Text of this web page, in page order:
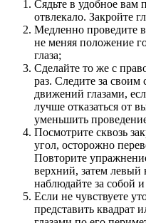
Сядьте в удобное вам
отвлекало. Закройте
Медленно проведите
не меняя положение
глаза;
Сделайте то же с
раз. Следите за своим
движений глазами,
лучше отказаться от
уменьшить
Посмотрите сквозь
угол, осторожно
Повторите
верхний, затем левый
наблюдайте за собой
Если не чувствуете
представить квадрат